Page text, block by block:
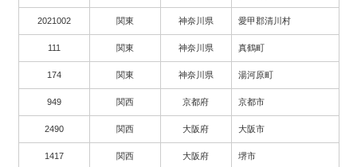
2021002 関東 神奈川県 愛甲郡清川村
111 関東 神奈川県 真鶴町
174 関東 神奈川県 湯河原町
949 関西 京都府 京都市
2490 関西 大阪府 大阪市
1417 関西 大阪府 堺市